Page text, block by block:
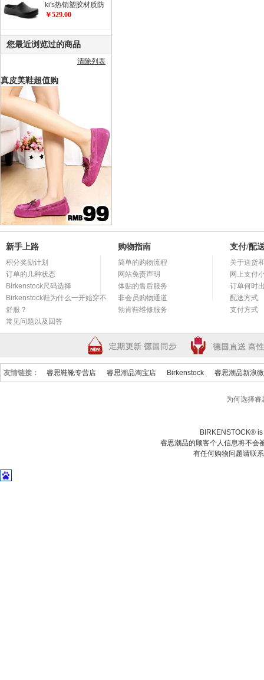
ki's热销塑胶材质防
滑工作鞋 职业鞋 厨
￥529.00
您最近浏览过的商品
清除列表
真皮美鞋超值购
新手上路
积分奖励计划
订单的几种状态
Birkenstock尺码选择
Birkenstock鞋为什么一开始穿不
舒服？
常见问题以及回答
购物指南
简单的购物流程
网站免责声明
体贴的售后服务
非会员购物通道
勃肯鞋维修服务
支付/配
关于送货
网上支付
订单何时
配送方式
支付方式
友情链接： 睿思鞋靴专营店 睿思潮品淘宝店 Birkenstock 睿思潮品新浪
为何选择睿
BIRKENSTOCK®
睿思潮品的顾客个人信息将不会
有任何购物问题请联